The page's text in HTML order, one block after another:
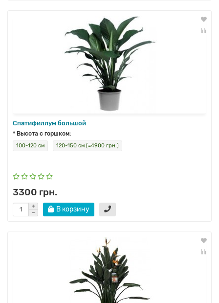
Спатифиллум большой
* Высота с горшком:
100-120 см 120-150 см (=4900 грн.)
3300 грн.
В корзину